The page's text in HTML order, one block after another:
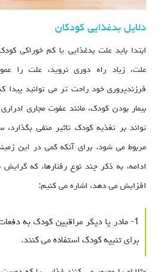
دلایل بدغذایی کودکان
ابتدا باید علت بدغذایی یا کم خوراکی
علت، زیاد راه دوری نروید، علت را
فرزندپروری خود راحت تر می توانید پیدا
بیمار بودن کودک، مانند عفوت مجاری
تواند بر تغذیه کودک تاثیر منفی بگذارد،
مربوط می شود. برای آنکه کمی در این
ادامه، به ذکر چند نوع رفتارها، که
افزایش می دهد، اشاره می کنیم:
1- مادر یا دیگر مراقبین کودک به
برای تنبیه کودک استفاده می کنند.